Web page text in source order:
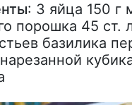
: 3 яйца 150 г
порошка 45 ст.
базилика